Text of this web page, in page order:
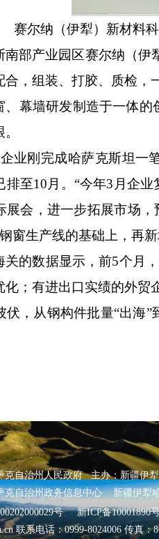
赛尔纳（伊犁）新材料
南部产业园区赛尔纳（伊
合，组装、打胶、质检，
、幕墙研发制造于一体的
业刚完成哈萨克斯坦一
排至10月。“今年3月企
展会，进一步拓展市场
窗生产线的基础上，再
关的数据显示，前5个月
化；有进出口实绩的外贸
伏，从钢构件批量“出海
克自治州人民政府 主办：新疆伊
克自治州政务信息中心 新疆伊犁
号
新ICP备10001890
联系电话：0999-8024006 传真